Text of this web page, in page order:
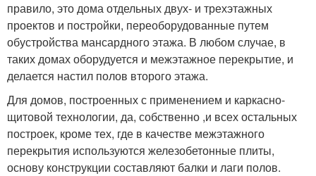
правило, это дома отдельных двух- и трехэтажных
проектов и постройки, переоборудованные путем
обустройства мансардного этажа. В любом случае, в
таких домах оборудуется и межэтажное перекрытие, и
делается настил полов второго этажа.
Для домов, построенных с применением и каркасно-
щитовой технологии, да, собственно ,и всех остальных
построек, кроме тех, где в качестве межэтажного
перекрытия используются железобетонные плиты,
основу конструкции составляют балки и лаги полов.